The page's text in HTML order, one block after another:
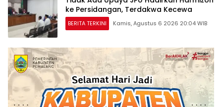
ke Persidangan, Terdakwa Kecewa
BERITA TERKINI Kamis, Agustus 6 2026 20:04 WIB